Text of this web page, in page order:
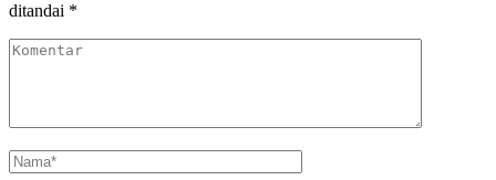
ditandai *